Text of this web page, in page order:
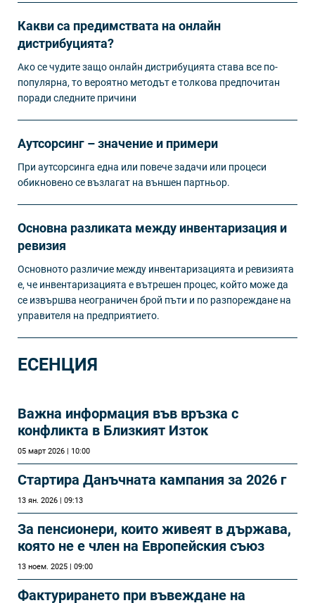
Какви са предимствата на онлайн
дистрибуцията?
Ако се чудите защо онлайн дистрибуцията става все по-
популярна, то вероятно методът е толкова предпочитан
поради следните причини
Аутсорсинг – значение и примери
При аутсорсинга една или повече задачи или процеси
обикновено се възлагат на външен партньор.
Основна разликата между инвентаризация и
ревизия
Основното различие между инвентаризацията и ревизията
е, че инвентаризацията е вътрешен процес, който може да
се извършва неограничен брой пъти и по разпореждане на
управителя на предприятието.
ЕСЕНЦИЯ
Важна информация във връзка с
конфликта в Близкият Изток
05 март 2026 | 10:00
Стартира Данъчната кампания за 2026 г
13 ян. 2026 | 09:13
За пенсионери, които живеят в държава,
която не е член на Европейския съюз
13 ноем. 2025 | 09:00
Фактурирането при въвеждане на